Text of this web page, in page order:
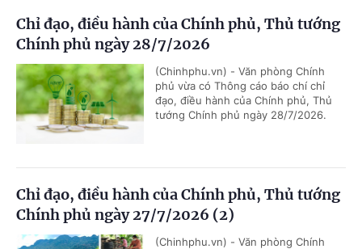
Chỉ đạo, điều hành của Chính phủ, Thủ tướng
Chính phủ ngày 28/7/2026
(Chinhphu.vn) - Văn phòng Chính
phủ vừa có Thông cáo báo chí chỉ
đạo, điều hành của Chính phủ, Thủ
tướng Chính phủ ngày 28/7/2026.
Chỉ đạo, điều hành của Chính phủ, Thủ tướng
Chính phủ ngày 27/7/2026 (2)
(Chinhphu.vn) - Văn phòng Chính